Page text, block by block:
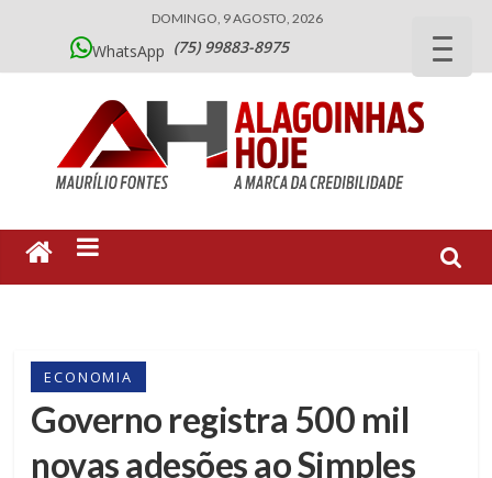
DOMINGO, 9 AGOSTO, 2026
WhatsApp (75) 99883-8975
ECONOMIA
Governo registra 500 mil
novas adesões ao Simples